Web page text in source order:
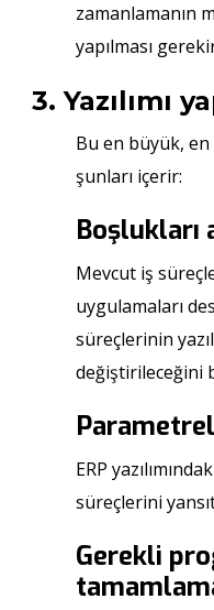
zamanlamanın
yapılması
3. Yazılımı
Bu en büyük, en
şunları içerir:
Boşlukları
Mevcut iş
uygulamaları
süreçlerinin
değiştirileceğini
ERP
süreçlerini
Gerekli